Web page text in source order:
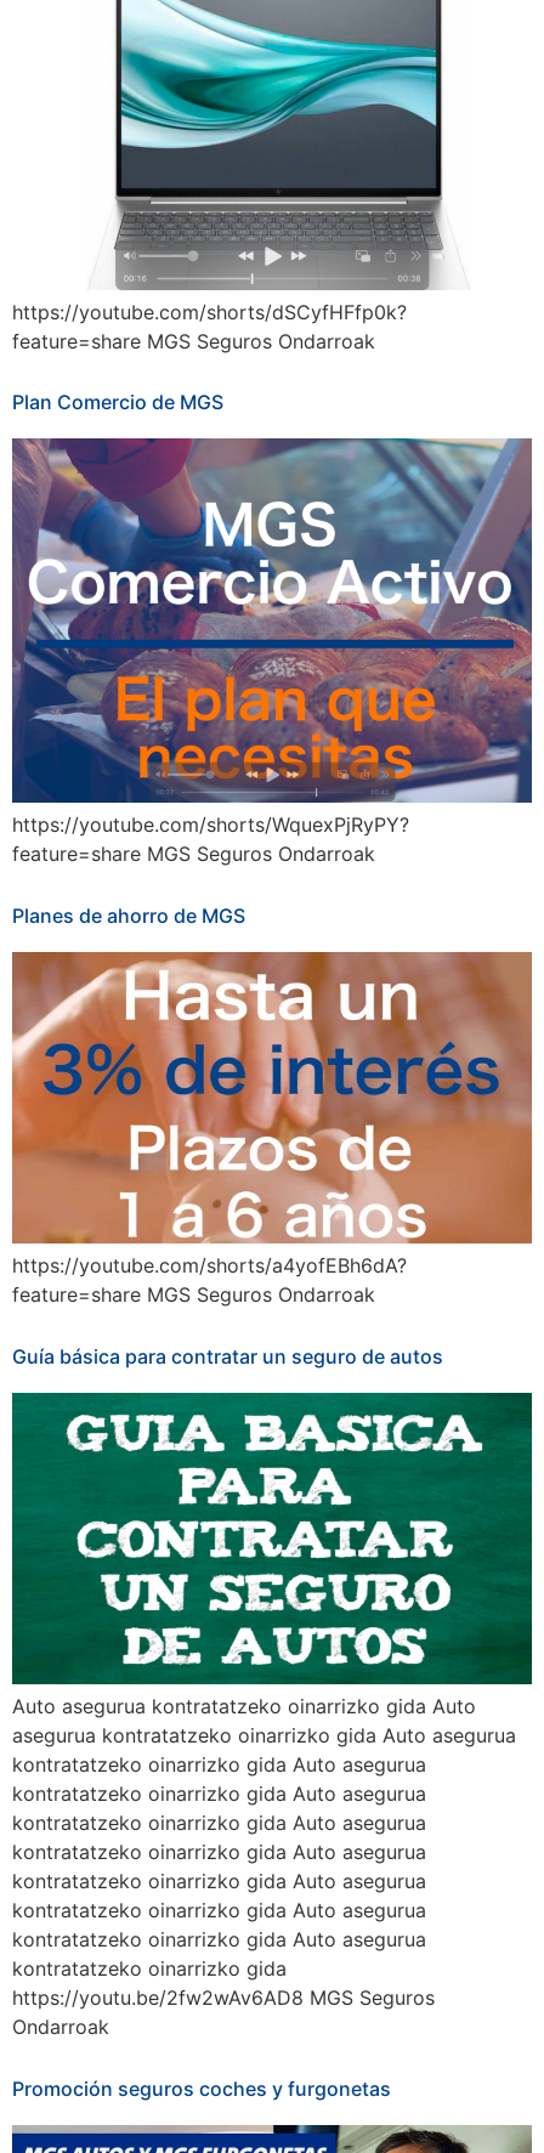
https://youtube.com/shorts/dSCyfHFfp0k?
feature=share MGS Seguros Ondarroak
Plan Comercio de MGS
https://youtube.com/shorts/WquexPjRyPY?
feature=share MGS Seguros Ondarroak
Planes de ahorro de MGS
https://youtube.com/shorts/a4yofEBh6dA?
feature=share MGS Seguros Ondarroak
Guía básica para contratar un seguro de autos
Auto asegurua kontratatzeko oinarrizko gida Auto
asegurua kontratatzeko oinarrizko gida Auto asegurua
kontratatzeko oinarrizko gida Auto asegurua
kontratatzeko oinarrizko gida Auto asegurua
kontratatzeko oinarrizko gida Auto asegurua
kontratatzeko oinarrizko gida Auto asegurua
kontratatzeko oinarrizko gida Auto asegurua
kontratatzeko oinarrizko gida Auto asegurua
kontratatzeko oinarrizko gida Auto asegurua
kontratatzeko oinarrizko gida
https://youtu.be/2fw2wAv6AD8 MGS Seguros
Ondarroak
Promoción seguros coches y furgonetas